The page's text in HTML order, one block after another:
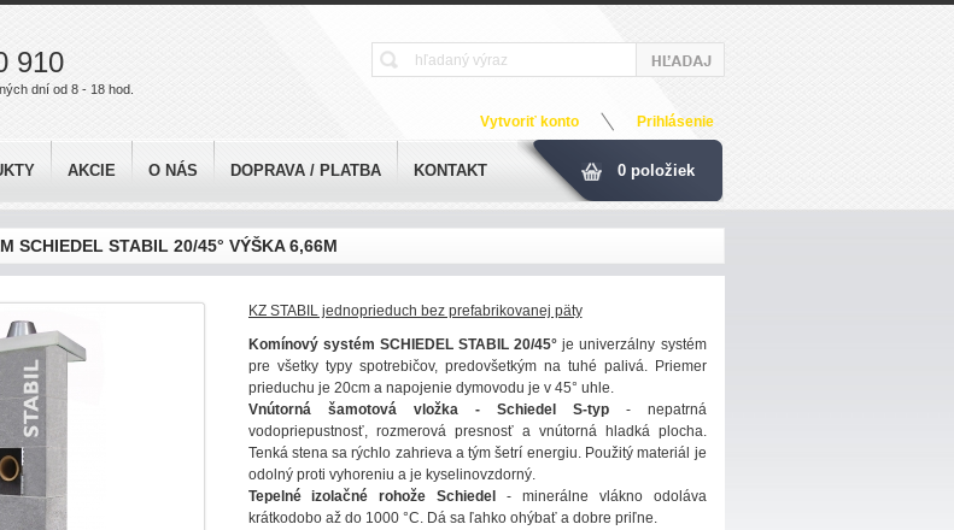
910
dní od 8 - 18 hod.
Vytvoriť konto Prihlásenie
AKCIE O NÁS DOPRAVA / PLATBA KONTAKT 0 položiek
SCHIEDEL STABIL 20/45° VÝŠKA 6,66M
KZ STABIL jednoprieduch bez prefabrikovanej päty
Komínový systém SCHIEDEL STABIL 20/45° je univerzálny systém
pre všetky typy spotrebičov, predovšetkým na tuhé palivá. Priemer
prieduchu je 20cm a napojenie dymovodu je v 45° uhle.
Vnútorná šamotová vložka - Schiedel S-typ- nepatrná
vodopriepustnosť, rozmerová presnosť a vnútorná hladká plocha.
Tenká stena sa rýchlo zahrieva a tým šetrí energiu. Použitý materiál je
odolný proti vyhoreniu a je kyselinovzdorný.
Tepelné izolačné rohože Schiedel
- minerálne vlákno odoláva
krátkodobo až do 1000 °C. Dá sa ľahko ohýbať a dobre priľne.